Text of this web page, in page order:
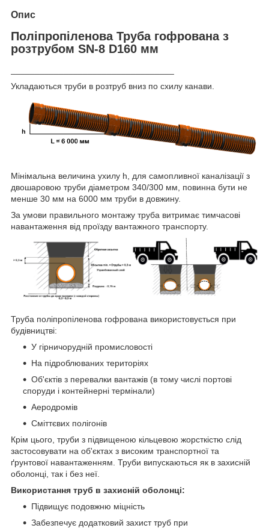
Опис
Поліпропіленова Труба гофрована з
розтрубом SN-8 D160 мм
Укладаються труби в розтруб вниз по схилу канави.
Мінімальна величина ухилу h, для самопливної каналізації з
двошаровою труби діаметром 340/300 мм, повинна бути не
менше 30 мм на 6000 мм труби в довжину.
За умови правильного монтажу труба витримає тимчасові
навантаження від проїзду вантажного транспорту.
Труба поліпропіленова гофрована використовується при
будівництві:
У гірничорудній промисловості
На підроблюваних територіях
Об'єктів з перевалки вантажів (в тому числі портові
споруди і контейнерні термінали)
Аеродромів
Сміттєвих полігонів
Крім цього, труби з підвищеною кільцевою жорсткістю слід
застосовувати на об'єктах з високим транспортної та
ґрунтової навантаженням. Труби випускаються як в захисній
оболонці, так і без неї.
Використання труб в захисній оболонці:
Підвищує подовжню міцність
Забезпечує додатковий захист труб при